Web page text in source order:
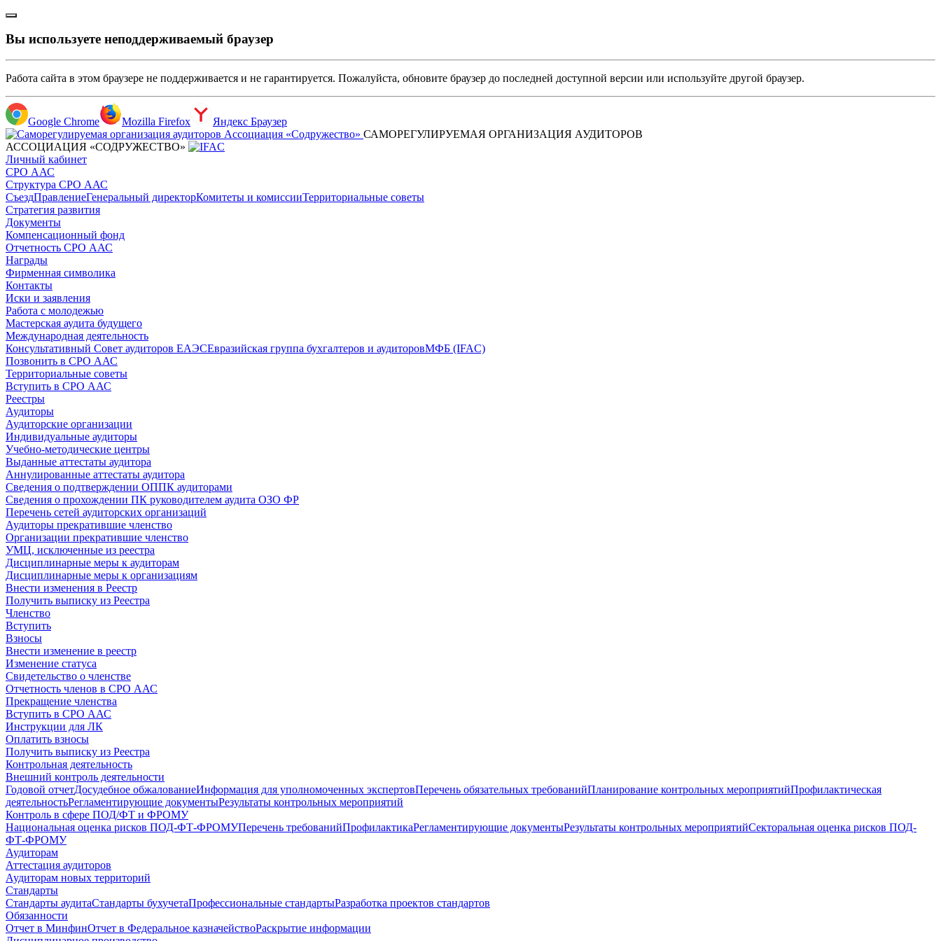
Вы используете неподдерживаемый браузер
Работа сайта в этом браузере не поддерживается и не гарантируется. Пожалуйста, обновите браузер до последней доступной версии или используйте другой браузер.
Google Chrome Mozilla Firefox
Яндекс Браузер
САМОРЕГУЛИРУЕМАЯ ОРГАНИЗАЦИЯ АУДИТОРОВ
АССОЦИАЦИЯ «СОДРУЖЕСТВО»
Личный кабинет
СРО ААС
Структура СРО ААС
СъездПравлениеГенеральный директорКомитеты и комиссииТерриториальные советы
Стратегия развития
Документы
Компенсационный фонд
Отчетность СРО ААС
Награды
Фирменная символика
Контакты
Иски и заявления
Работа с молодежью
Мастерская аудита будущего
Международная деятельность
Консультативный Совет аудиторов ЕАЭСЕвразийская группа бухгалтеров и аудиторовМФБ (IFAC)
Позвонить в СРО ААС
Территориальные советы
Вступить в СРО ААС
Реестры
Аудиторы
Аудиторские организации
Индивидуальные аудиторы
Учебно-методические центры
Выданные аттестаты аудитора
Аннулированные аттестаты аудитора
Сведения о подтверждении ОППК аудиторами
Сведения о прохождении ПК руководителем аудита ОЗО ФР
Перечень сетей аудиторских организаций
Аудиторы прекратившие членство
Организации прекратившие членство
УМЦ, исключенные из реестра
Дисциплинарные меры к аудиторам
Дисциплинарные меры к организациям
Внести изменения в Реестр
Получить выписку из Реестра
Членство
Вступить
Взносы
Внести изменение в реестр
Изменение статуса
Свидетельство о членстве
Отчетность членов в СРО ААС
Прекращение членства
Вступить в СРО ААС
Инструкции для ЛК
Оплатить взносы
Получить выписку из Реестра
Контрольная деятельность
Внешний контроль деятельности
Годовой отчетДосудебное обжалованиеИнформация для уполномоченных экспертовПеречень обязательных требованийПланирование контрольных мероприятийПрофилактическая
деятельностьРегламентирующие документыРезультаты контрольных мероприятий
Контроль в сфере ПОД/ФТ и ФРОМУ
Национальная оценка рисков ПОД-ФТ-ФРОМУПеречень требованийПрофилактикаРегламентирующие документыРезультаты контрольных мероприятийСекторальная оценка рисков ПОД-
ФТ-ФРОМУ
Аудиторам
Аттестация аудиторов
Аудиторам новых территорий
Стандарты
Стандарты аудитаСтандарты бухучетаПрофессиональные стандартыРазработка проектов стандартов
Обязанности
Отчет в МинфинОтчет в Федеральное казначействоРаскрытие информации